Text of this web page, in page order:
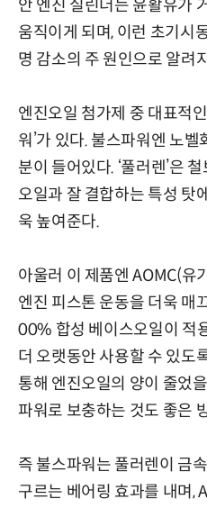
안 엔진 실린더는 윤활유가
움직이게 되며, 이런 초기시
명 감소의 주 원인으로 알려
엔진오일 첨가제 중 대표적
워’가 있다. 불스파워엔 노
분이 들어있다. ‘풀러렌’은
오일과 잘 결합하는 특성 탓
욱 높여준다.
아울러 이 제품엔 AOMC(유
엔진 피스톤 운동을 더욱 매
00% 합성 베이스오일이 적
더 오랫동안 사용할 수 있도
통해 엔진오일의 양이 줄었
파워로 보충하는 것도 좋은
즉 불스파워는 풀러렌이 금
구르는 베어링 효과를 내며,